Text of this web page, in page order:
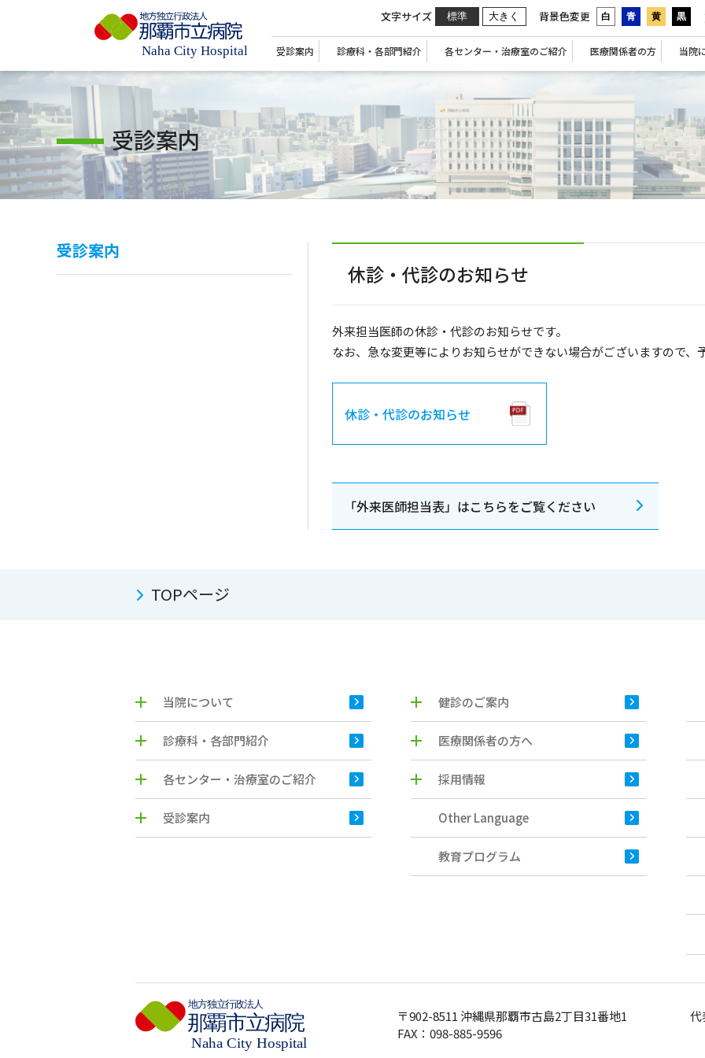
文字サイズ 標準 大きく 背景色変更 白 青 黄 黒
受診案内 診療科・各部門紹介 各センター・治療室のご紹介 医療関係者の方 当院
受診案内
休診・代診のお知らせ
外来担当医師の休診・代診のお知らせです。
なお、急な変更等によりお知らせができない場合がございますので、
休診・代診のお知らせ
「外来医師担当表」はこちらをご覧ください
受診案内
TOPページ
当院について
診療科・各部門紹介
各センター・治療室のご紹介
受診案内
健診のご案内
医療関係者の方へ
採用情報
Other Language
教育プログラム
〒902-8511 沖縄県那覇市古島2丁目31番地1
FAX：098-885-9596
代